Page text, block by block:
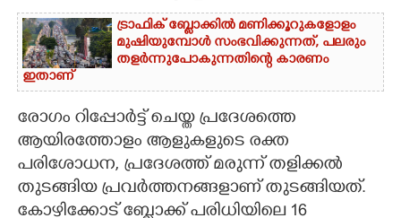
ട്രാഫിക് ബ്ലോക്കിൽ മണിക്കൂറുകളോളം
മുഷിയുമ്പോൾ സംഭവിക്കുന്നത്, പലരും
തളർന്നുപോകുന്നതിന്റെ കാരണം
ഇതാണ്
രോഗം റിപ്പോർട്ട് ചെയ്ത പ്രദേശത്തെ
ആയിരത്തോളം ആളുകളുടെ രക്ത
പരിശോധന, പ്രദേശത്ത് മരുന്ന് തളിക്കൽ
തുടങ്ങിയ പ്രവർത്തനങ്ങളാണ് തുടങ്ങിയത്.
കോഴിക്കോട് ബ്ലോക്ക് പരിധിയിലെ 16